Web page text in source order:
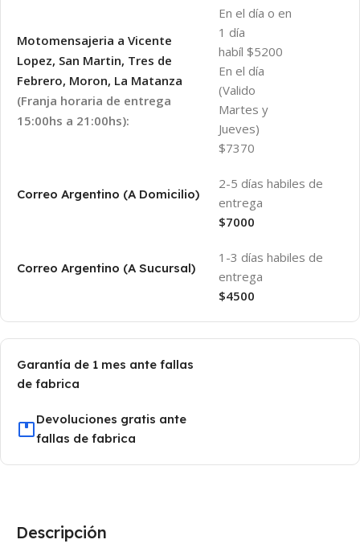
Motomensajeria a Vicente
Lopez, San Martin, Tres de
Febrero, Moron, La Matanza
(Franja horaria de entrega
15:00hs a 21:00hs):
En el día o en
1 día
habíl $5200
En el día
(Valido
Martes y
Jueves)
$7370
Correo Argentino (A Domicilio)
2-5 días habiles de
entrega
$7000
Correo Argentino (A Sucursal)
1-3 días habiles de
entrega
$4500
Garantía de 1 mes ante fallas
de fabrica
Devoluciones gratis ante
fallas de fabrica
Descripción